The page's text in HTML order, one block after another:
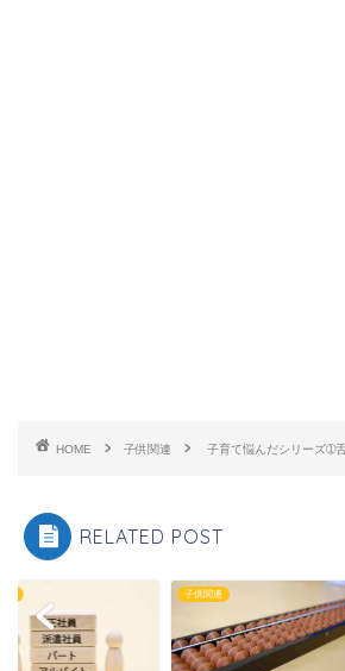
HOME 子供関連 子育て悩んだシリーズ➀
RELATED POST
子供関連